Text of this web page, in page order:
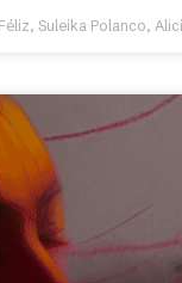
Suleika Polanco,